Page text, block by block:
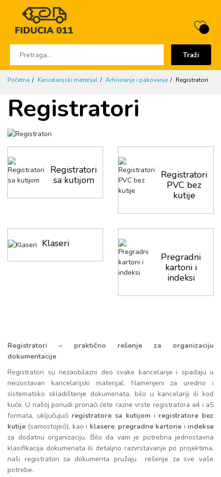
Traži
Početna Kancelarijski materijal Arhiviranje i pakovanje Registratori
Registratori
Registratori
sa kutijom
Registratori
PVC bez
kutije
Klaseri
Pregradni
kartoni i
indeksi
Registratori – praktično rešenje za organizaciju
dokumentacije
Registratori su nezaobilazni deo svake kancelarije i spadaju u
neizostavan kancelarijski materijal. Namenjeni za uredno i
sistematsko skladištenje dokumenata, bilo u kancelariji ili kod
kuće. U našoj ponudi pronaći ćete razne vrste registratora a4 i a5
formata, uključujući registratore sa kutijomi registratore bez
kutije (samostojeći), kao i klasere, pregradne kartone i indekse
za dodatnu organizaciju. Bilo da vam je potrebna jednostavna
klasifikacija dokumenata ili detaljno razvrstavanje po projektima,
naši registratori za dokumenta pružaju rešenje za sve vaše
potrebe.